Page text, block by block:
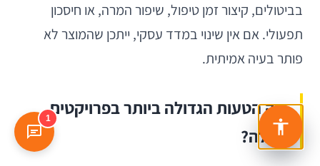
בביטולים, קיצור זמן טיפול, שיפור המרה, או חיסכון
תפעולי. אם אין שינוי במדד עסקי, ייתכן שהמוצר לא
פותר בעיה אמיתית.
מה הטעות הגדולה ביותר בפרויקטים
כאלה?
1